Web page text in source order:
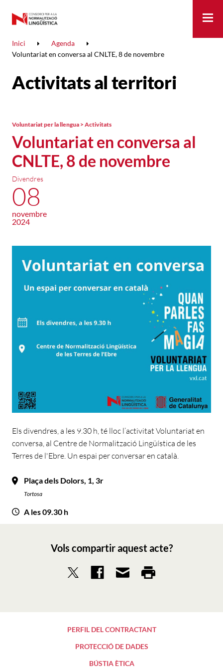
Inici
Agenda
Voluntariat en conversa al CNLTE, 8 de novembre
Activitats al territori
Voluntariat en conversa al
CNLTE, 8 de novembre
Voluntariat per la llengua > Activitats
Divendres
08
novembre
2024
Els divendres, a les 9.30 h, té lloc l’activitat Voluntariat en
conversa, al Centre de Normalització Lingüística de les
Terres de l'Ebre. Un espai per conversar en català.
Plaça dels Dolors, 1, 3r
Tortosa
A les 09.30 h
Vols compartir aquest acte?
PERFIL DEL CONTRACTANT
PROTECCIÓ DE DADES
BÚSTIA ÈTICA